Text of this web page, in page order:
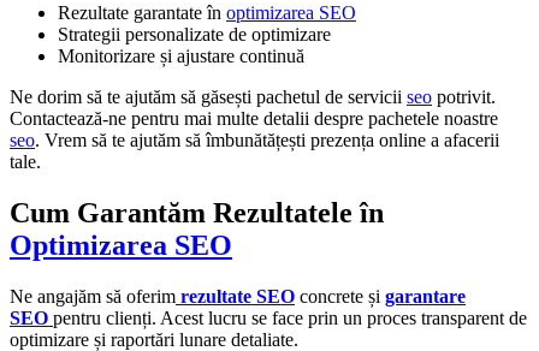
Rezultate garantate în optimizarea SEO
Strategii personalizate de optimizare
Monitorizare și ajustare continuă
Ne dorim să te ajutăm să găsești pachetul de servicii seo potrivit.
Contactează-ne pentru mai multe detalii despre pachetele noastre
seo. Vrem să te ajutăm să îmbunătățești prezența online a afacerii
tale.
Cum Garantăm Rezultatele în
Optimizarea SEO
Ne angajăm să oferim rezultate SEO concrete și garantare
SEO pentru clienți. Acest lucru se face prin un proces transparent de
optimizare și raportări lunare detaliate.